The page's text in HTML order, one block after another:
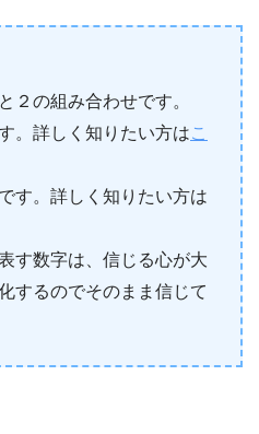
２の組み合わせです。
。詳しく知りたい方はこ
す。詳しく知りたい方は
す数字は、信じる心が大
するのでそのまま信じて